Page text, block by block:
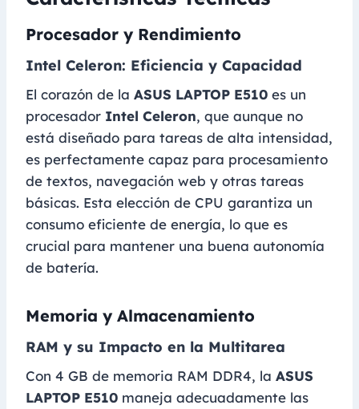
Procesador y Rendimiento
Intel Celeron: Eficiencia y Capacidad
El corazón de la ASUS LAPTOP E510 es un
procesador Intel Celeron, que aunque no
está diseñado para tareas de alta intensidad,
es perfectamente capaz para procesamiento
de textos, navegación web y otras tareas
básicas. Esta elección de CPU garantiza un
consumo eficiente de energía, lo que es
crucial para mantener una buena autonomía
de batería.
Memoria y Almacenamiento
RAM y su Impacto en la Multitarea
Con 4 GB de memoria RAM DDR4, la ASUS
LAPTOP E510 maneja adecuadamente las